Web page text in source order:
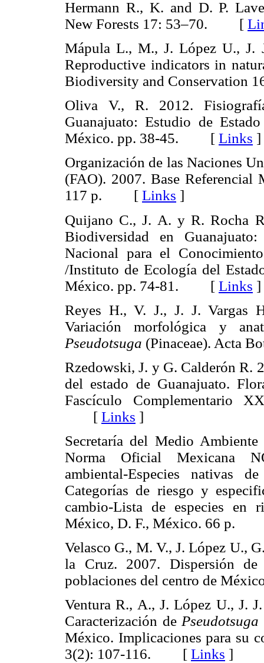
Hermann R., K. and D. P.
New Forests 17: 53–70. [
Mápula L., M., J. López U., J.
Reproductive indicators in
Biodiversity and
Oliva V., R. 2012.
Guanajuato: Estudio de
México. pp. 38-45. [ Links ]
Organización de las Naciones
(FAO). 2007. Base Referencial
117 p. [ Links ]
Quijano C., J. A. y R. Rocha
Biodiversidad en
Nacional para el
/Instituto de Ecología del
México. pp. 74-81. [ Links ]
Reyes H., V. J., J. J. Vargas
Variación morfológica y
Pseudotsuga (Pinaceae). Acta
Rzedowski, J. y G. Calderón R.
del estado de Guanajuato.
Fascículo Complementario
[ Links ]
Secretaría del Medio
Norma Oficial Mexicana
ambiental-Especies nativas
Categorías de riesgo y
cambio-Lista de especies en
México, D. F., México. 66
Velasco G., M. V., J. López U.,
la Cruz. 2007. Dispersión
poblaciones del centro de
Ventura R., A., J. López U., J.
Caracterización dePseudotsuga
México. Implicaciones para su
3(2): 107-116. [ Links ]